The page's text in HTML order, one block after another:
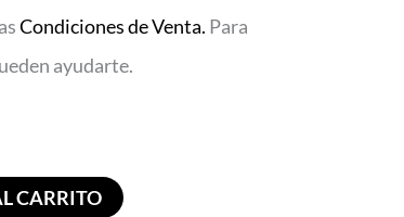
Condiciones de Venta. Para
ayudarte.
CARRITO